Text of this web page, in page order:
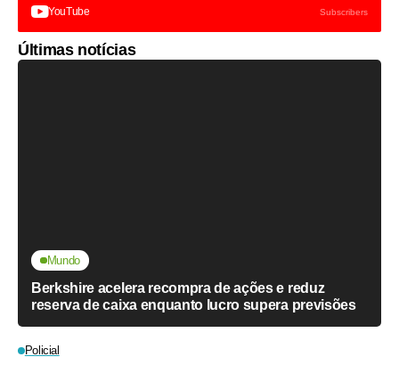
YouTube Subscribers
Últimas notícias
Mundo
Berkshire acelera recompra de ações e reduz
reserva de caixa enquanto lucro supera previsões
Policial